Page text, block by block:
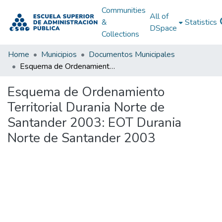
Communities
&
Collections
All of
DSpace
Statistics
Home Municipios
Documentos Municipales
Esquema de Ordenamiento Territorial Durania Norte de Santander 2003: EOT Durania Norte de Santander 2003
Esquema de Ordenamiento
Territorial Durania Norte de
Santander 2003: EOT Durania
Norte de Santander 2003